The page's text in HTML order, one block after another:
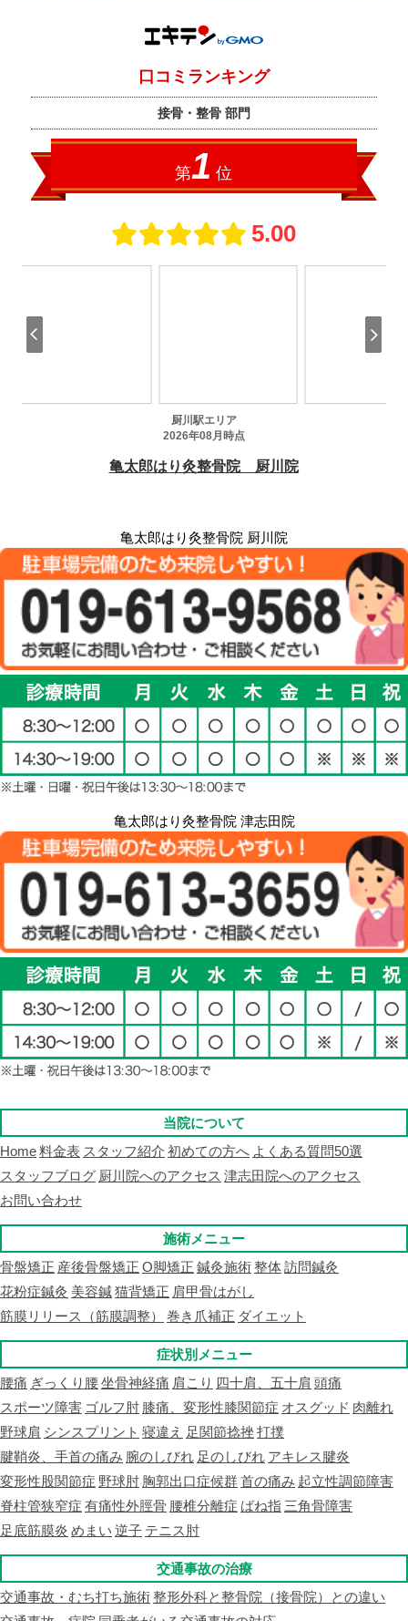
亀太郎はり灸整骨院 厨川院
亀太郎はり灸整骨院 津志田院
当院について
Home料金表 スタッフ紹介 初めての方へ よくある質問50選
スタッフブログ 厨川院へのアクセス 津志田院へのアクセス
お問い合わせ
施術メニュー
骨盤矯正 産後骨盤矯正 O脚矯正 鍼灸施術整体訪問鍼灸
花粉症鍼灸 美容鍼猫背矯正 肩甲骨はがし
筋膜リリース（筋膜調整）
巻き爪補正 ダイエット
症状別メニュー
腰痛 ぎっくり腰坐骨神経痛 肩こり 四十肩、五十肩 頭痛
スポーツ障害 ゴルフ肘 膝痛、変形性膝関節症 オスグッド 肉離れ
野球肩 シンスプリント 寝違え 足関節捻挫打撲
腱鞘炎、手首の痛み 腕のしびれ 足のしびれ アキレス腱炎
変形性股関節症 野球肘 胸郭出口症候群首の痛み 起立性調節障害
脊柱管狭窄症 有痛性外脛骨 腰椎分離症 ばね指 三角骨障害
足底筋膜炎 めまい 逆子 テニス肘
交通事故の治療
交通事故・むち打ち施術整形外科と整骨院（接骨院）との違い